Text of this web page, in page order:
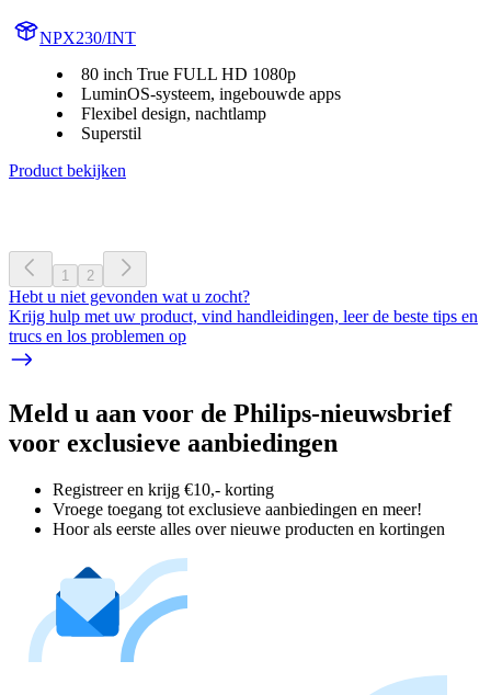
NPX230/INT
80 inch True FULL HD 1080p
LuminOS-systeem, ingebouwde apps
Flexibel design, nachtlamp
Superstil
Product bekijken
1 2
Hebt u niet gevonden wat u zocht?
Krijg hulp met uw product, vind handleidingen, leer de beste tips en
trucs en los problemen op
Meld u aan voor de Philips-nieuwsbrief
voor exclusieve aanbiedingen
Registreer en krijg €10,- korting
Vroege toegang tot exclusieve aanbiedingen en meer!
Hoor als eerste alles over nieuwe producten en kortingen